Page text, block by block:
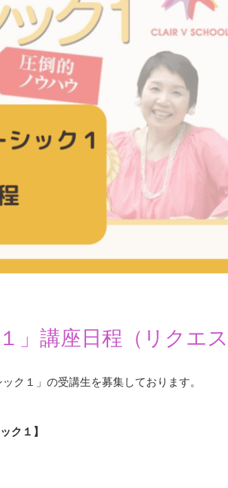
」講座日程（リクエス
ク１」の受講生を募集しております。
ク１】